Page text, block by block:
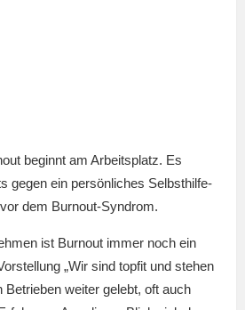
beginnt am Arbeitsplatz. Es
gegen ein persönliches Selbsthilfe-
dem Burnout-Syndrom.
ist Burnout immer noch ein
„Wir sind topfit und stehen
Betrieben weiter gelebt, oft auch